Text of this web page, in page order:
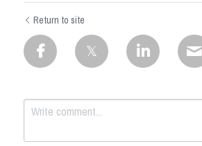
Return to site